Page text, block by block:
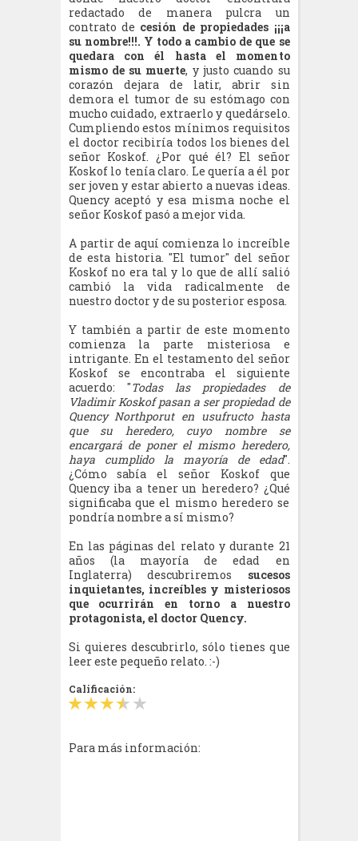
redactado de manera pulcra un
contrato de cesión de propiedades ¡¡¡a
su nombre!!!. Y todo a cambio de que se
quedara con él hasta el momento
mismo de su muerte, y justo cuando su
corazón dejara de latir, abrir sin
demora el tumor de su estómago con
mucho cuidado, extraerlo y quedárselo.
Cumpliendo estos mínimos requisitos
el doctor recibiría todos los bienes del
señor Koskof. ¿Por qué él? El señor
Koskof lo tenía claro. Le quería a él por
ser joven y estar abierto a nuevas ideas.
Quency aceptó y esa misma noche el
señor Koskof pasó a mejor vida.
A partir de aquí comienza lo increíble
de esta historia. "El tumor" del señor
Koskof no era tal y lo que de allí salió
cambió la vida radicalmente de
nuestro doctor y de su posterior esposa.
Y también a partir de este momento
comienza la parte misteriosa e
intrigante. En el testamento del señor
Koskof se encontraba el siguiente
acuerdo: "Todas las propiedades de
Vladimir Koskof pasan a ser propiedad de
Quency Northporut en usufructo hasta
que su heredero, cuyo nombre se
encargará de poner el mismo heredero,
haya cumplido la mayoría de edad".
¿Cómo sabía el señor Koskof que
Quency iba a tener un heredero? ¿Qué
significaba que el mismo heredero se
pondría nombre a sí mismo?
En las páginas del relato y durante 21
años (la mayoría de edad en
Inglaterra) descubriremos sucesos
inquietantes, increíbles y misteriosos
que ocurrirán en torno a nuestro
protagonista, el doctor Quency.
Si quieres descubrirlo, sólo tienes que
leer este pequeño relato. :-)
Calificación:
Para más información: